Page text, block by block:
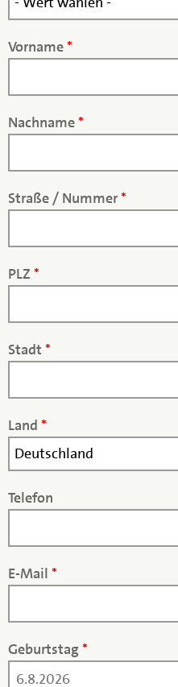
Vorname*
Nachname*
Straße / Nummer*
PLZ *
Stadt *
Land *
Telefon
E-Mail *
Geburtstag *